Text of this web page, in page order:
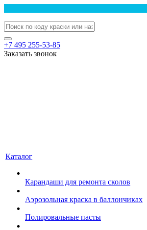
+7 495 255-53-85
Заказать звонок
Каталог
Карандаши для ремонта сколов
Аэрозольная краска в баллончиках
Полировальные пасты